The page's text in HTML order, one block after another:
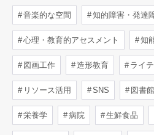
音楽的な空間 知的障害・発達
心理・教育的アセスメント 知
図画工作 造形教育 ライ
リソース活用 SNS 図書
栄養学 病院 生鮮食品